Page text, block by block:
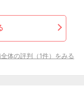
体の評判（1件）をみる